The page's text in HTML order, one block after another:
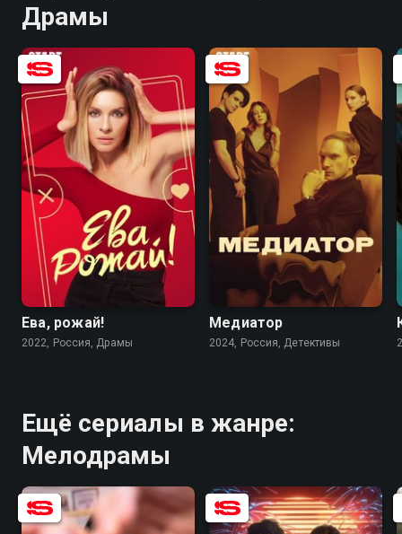
Драмы
7.1 6.4
Ева, рожай!
2022, Россия, Драмы
6.8
Медиатор
2024, Россия, Детективы
Ещё сериалы в жанре:
Мелодрамы